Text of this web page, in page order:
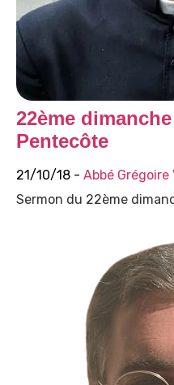
22ème
Pentecôte
21/10/18 - Abbé Grégoire
Sermon du 22ème